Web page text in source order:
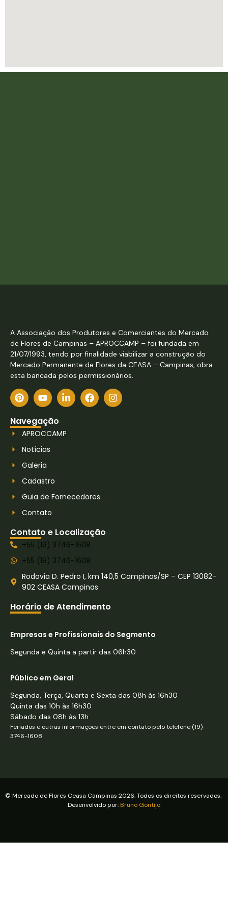
A Associação dos Produtores e Comerciantes do Mercado
de Flores de Campinas – APROCCAMP – foi fundada em
21/07/1993, tendo por finalidade viabilizar a construção do
Mercado Permanente de Flores da CEASA – Campinas, obra
esta bancada pelos permissionários.
Navegação
APROCCAMP
Notícias
Galeria
Cadastro
Guia de Fornecedores
Contato
Contato e Localização
+55 (19) 3746-1608
+55 (19) 3746-1608
Rodovia D. Pedro I, km 140,5 Campinas/SP – CEP 13082-
902 CEASA Campinas
Horário de Atendimento
Empresas e Profissionais do Segmento
Segunda e Quinta a partir das 06h30
Público em Geral
Segunda, Terça, Quarta e Sexta das 08h às 16h30
Quinta das 10h às 16h30
Sábado das 08h às 13h
Feriados e outras informações entre em contato pelo telefone (19)
3746-1608
© Mercado de Flores Ceasa Campinas 2026. Todos os direitos reservados.
Desenvolvido por: Bruno Gontijo